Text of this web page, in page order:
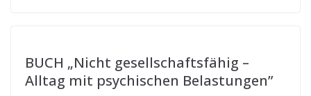
BUCH „Nicht gesellschaftsfähig –
Alltag mit psychischen Belastungen”